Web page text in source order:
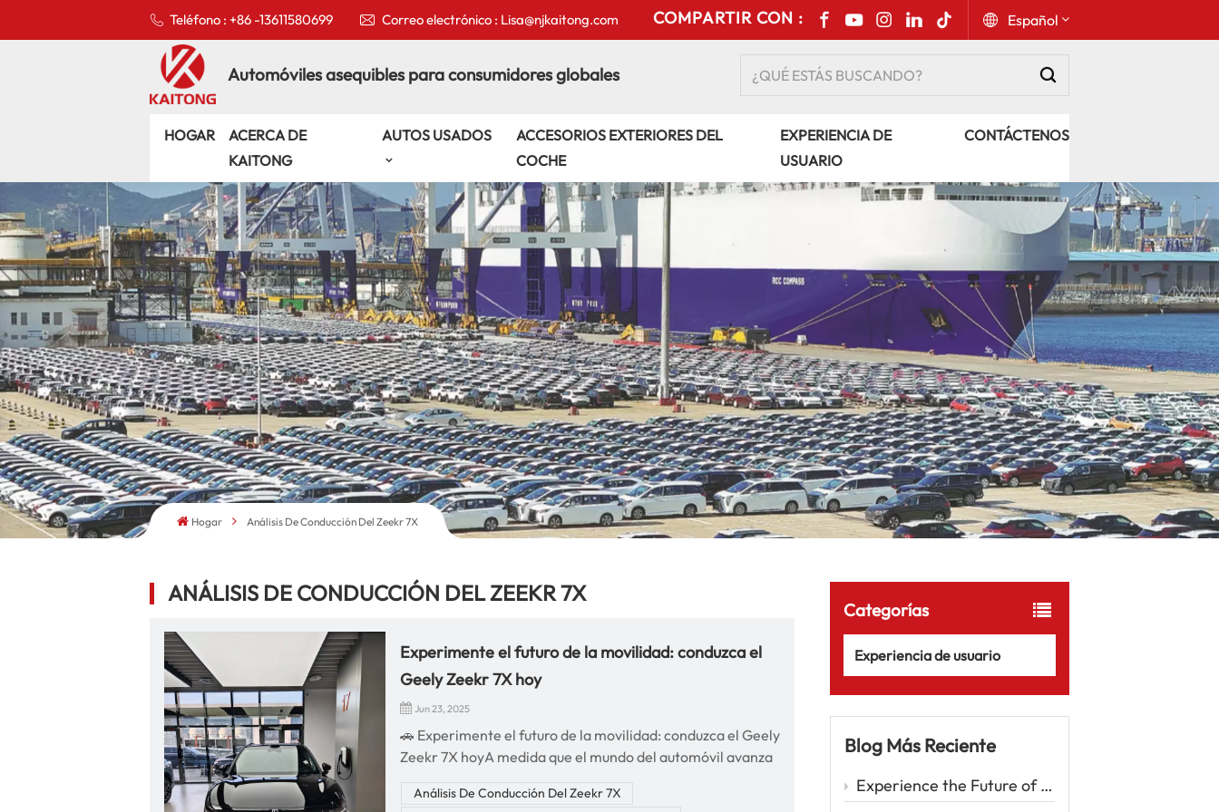
Teléfono : +86 -13611580699 Correo electrónico : Lisa@njkaitong.com COMPARTIR CON : Español
Русский
Español
Português
عربي
kiswahili
Automóviles asequibles para consumidores globales
HOGAR
ACERCA DE
KAITONG
AUTOS USADOS
ACCESORIOS EXTERIORES DEL
COCHE
EXPERIENCIA DE
USUARIO
CONTÁCTENOS
Hogar Análisis De Conducción Del Zeekr 7X
Categorías
Experiencia de usuario
Blog Más Reciente
Experience the Future of Driving with the Zeekr 001 – A Luxury EV Redefining Performance and Comfort Car
ANÁLISIS DE CONDUCCIÓN DEL ZEEKR 7X
Experimente el futuro de la movilidad: conduzca el
Geely Zeekr 7X hoy
Jun 23, 2025
🚗 Experimente el futuro de la movilidad: conduzca el Geely
Zeekr 7X hoyA medida que el mundo del automóvil avanza
alza como un nuevo referente en el mercado de SUV
Análisis De Conducción Del Zeekr 7X